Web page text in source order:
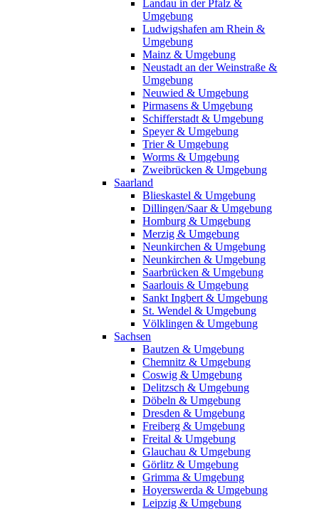
Landau in der Pfalz &
Umgebung
Ludwigshafen am Rhein &
Umgebung
Mainz & Umgebung
Neustadt an der Weinstraße &
Umgebung
Neuwied & Umgebung
Pirmasens & Umgebung
Schifferstadt & Umgebung
Speyer & Umgebung
Trier & Umgebung
Worms & Umgebung
Zweibrücken & Umgebung
Saarland
Blieskastel & Umgebung
Dillingen/Saar & Umgebung
Homburg & Umgebung
Merzig & Umgebung
Neunkirchen & Umgebung
Neunkirchen & Umgebung
Saarbrücken & Umgebung
Saarlouis & Umgebung
Sankt Ingbert & Umgebung
St. Wendel & Umgebung
Völklingen & Umgebung
Sachsen
Bautzen & Umgebung
Chemnitz & Umgebung
Coswig & Umgebung
Delitzsch & Umgebung
Döbeln & Umgebung
Dresden & Umgebung
Freiberg & Umgebung
Freital & Umgebung
Glauchau & Umgebung
Görlitz & Umgebung
Grimma & Umgebung
Hoyerswerda & Umgebung
Leipzig & Umgebung